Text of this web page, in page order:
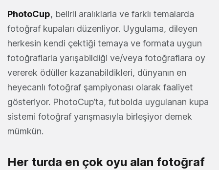
PhotoCup, belirli aralıklarla ve farklı temalarda
fotoğraf kupaları düzenliyor. Uygulama, dileyen
herkesin kendi çektiği temaya ve formata uygun
fotoğraflarla yarışabildiği ve/veya fotoğraflara oy
vererek ödüller kazanabildikleri, dünyanın en
heyecanlı fotoğraf şampiyonası olarak faaliyet
gösteriyor. PhotoCup’ta, futbolda uygulanan kupa
sistemi fotoğraf yarışmasıyla birleşiyor demek
mümkün.
Her turda en çok oyu alan fotoğraf